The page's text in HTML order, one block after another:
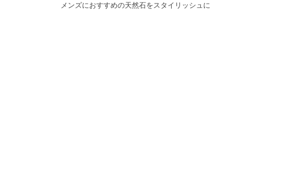
メンズにおすすめの天然石をスタイリッシュに